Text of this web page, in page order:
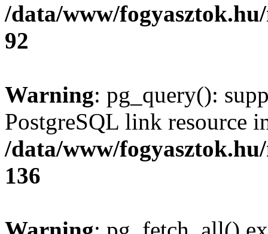
/data/www/
92
Warning: pg_query():
PostgreSQL link resource
/data/www/
136